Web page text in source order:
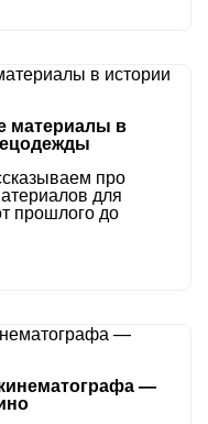
материалы в
про
для
прошлого до
—